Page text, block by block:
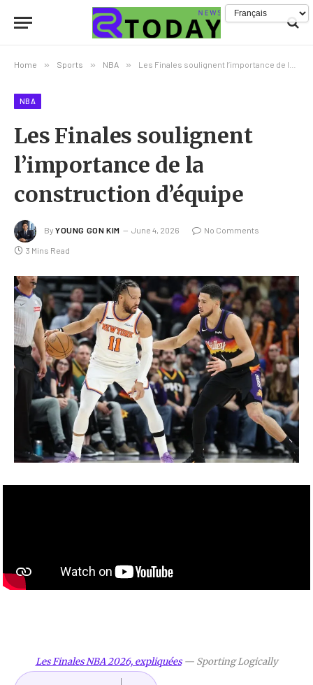
Home » Sports » NBA » Les Finales soulignent l’importance de la construction d’équipe
NBA
Les Finales soulignent
l’importance de la
construction d’équipe
By YOUNG GON KIM June 4, 2026 No Comments
3 Mins Read
Les Finales NBA 2026, expliquées— Sporting Logically